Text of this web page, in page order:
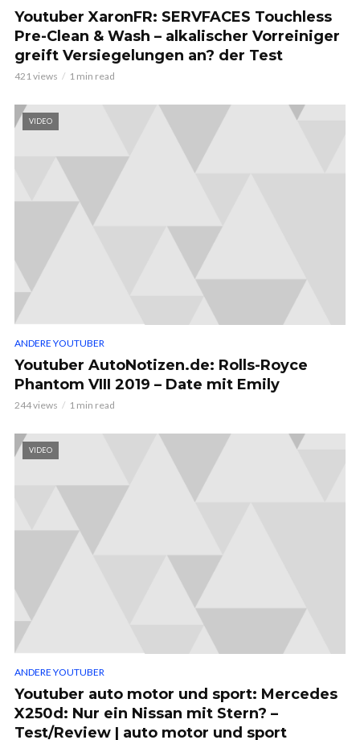
Youtuber XaronFR: SERVFACES Touchless
Pre-Clean & Wash – alkalischer Vorreiniger
greift Versiegelungen an? der Test
421 views 1 min read
VIDEO
ANDERE YOUTUBER
Youtuber AutoNotizen.de: Rolls-Royce
Phantom VIII 2019 – Date mit Emily
244 views 1 min read
VIDEO
ANDERE YOUTUBER
Youtuber auto motor und sport: Mercedes
X250d: Nur ein Nissan mit Stern? –
Test/Review | auto motor und sport